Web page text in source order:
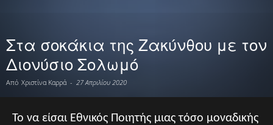
Στα σοκάκια της Ζακύνθου με τον
Διονύσιο Σολωμό
Από Χριστίνα Καρρά - 27 Απριλίου 2020
Το να είσαι Εθνικός Ποιητής μιας τόσο μοναδικής